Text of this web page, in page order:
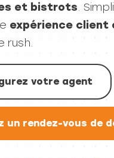
et bistrots.
expérience client
rush.
votre agent
un rendez-vous de